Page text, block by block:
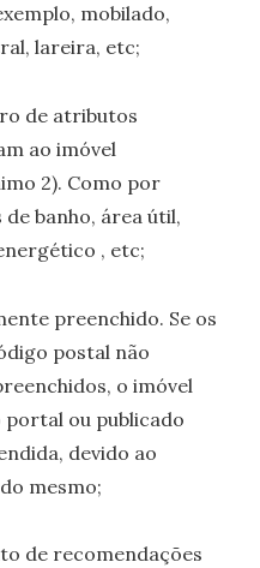
mobilado,
lareira, etc;
de atributos
ao imóvel
2). Como por
banho, área útil,
, etc;
preenchido. Se os
postal não
o imóvel
portal ou publicado
devido ao
mesmo;
de recomendações